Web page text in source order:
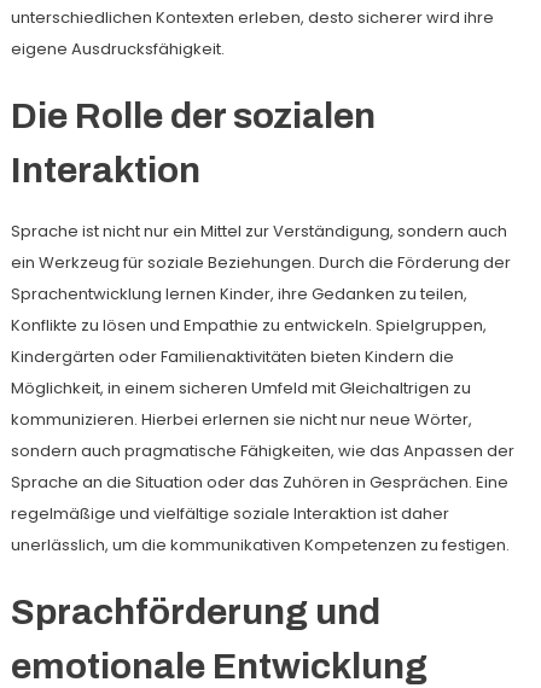
unterschiedlichen Kontexten erleben, desto sicherer wird ihre
eigene Ausdrucksfähigkeit.
Die Rolle der sozialen
Interaktion
Sprache ist nicht nur ein Mittel zur Verständigung, sondern auch
ein Werkzeug für soziale Beziehungen. Durch die Förderung der
Sprachentwicklung lernen Kinder, ihre Gedanken zu teilen,
Konflikte zu lösen und Empathie zu entwickeln. Spielgruppen,
Kindergärten oder Familienaktivitäten bieten Kindern die
Möglichkeit, in einem sicheren Umfeld mit Gleichaltrigen zu
kommunizieren. Hierbei erlernen sie nicht nur neue Wörter,
sondern auch pragmatische Fähigkeiten, wie das Anpassen der
Sprache an die Situation oder das Zuhören in Gesprächen. Eine
regelmäßige und vielfältige soziale Interaktion ist daher
unerlässlich, um die kommunikativen Kompetenzen zu festigen.
Sprachförderung und
emotionale Entwicklung